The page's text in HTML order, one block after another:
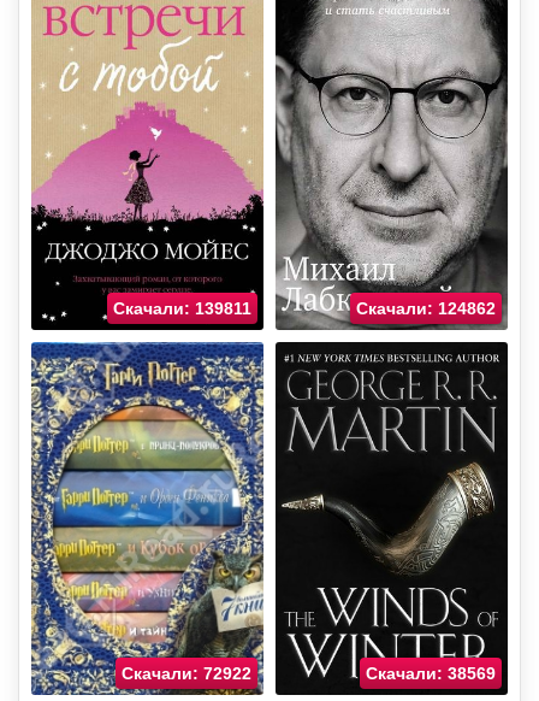
Скачали: 139811 Скачали: 124862
Скачали: 72922 Скачали: 38569